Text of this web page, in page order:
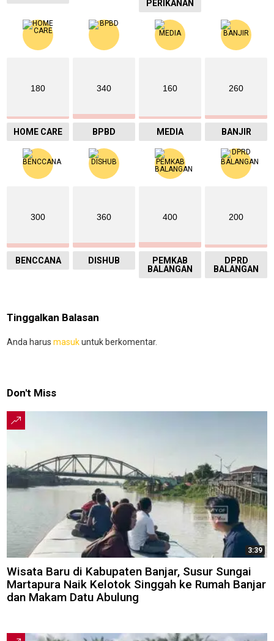
PERIKANAN
180
HOME CARE
340
BPBD
160
MEDIA
260
BANJIR
300
BENCCANA
360
DISHUB
400
PEMKAB
BALANGAN
200
DPRD
BALANGAN
Tinggalkan Balasan
Anda harus masukuntuk berkomentar.
Don't Miss
3:39
Wisata Baru di Kabupaten Banjar, Susur Sungai
Martapura Naik Kelotok Singgah ke Rumah Banjar
dan Makam Datu Abulung